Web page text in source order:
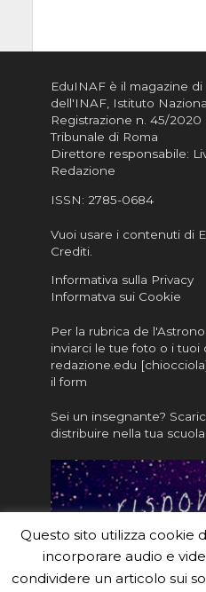
EduINAF è il magazine
dell'INAF, Istituto
Registrazione n. 45/
Tribunale di Roma
Direttore responsabile:
Redazione
ISSN: 2785-0684
Vuoi usare i contenuti di
Crediti.
Informativa sulla Privacy
Informatva sui Cookie
Per la rubrica de
inviarci le tue foto o i tuoi
redazione.edu
il form
Sei un insegnante?
distribuire nella tua
Questo sito utilizza cookie
incorporare audio e
condividere un articolo sui